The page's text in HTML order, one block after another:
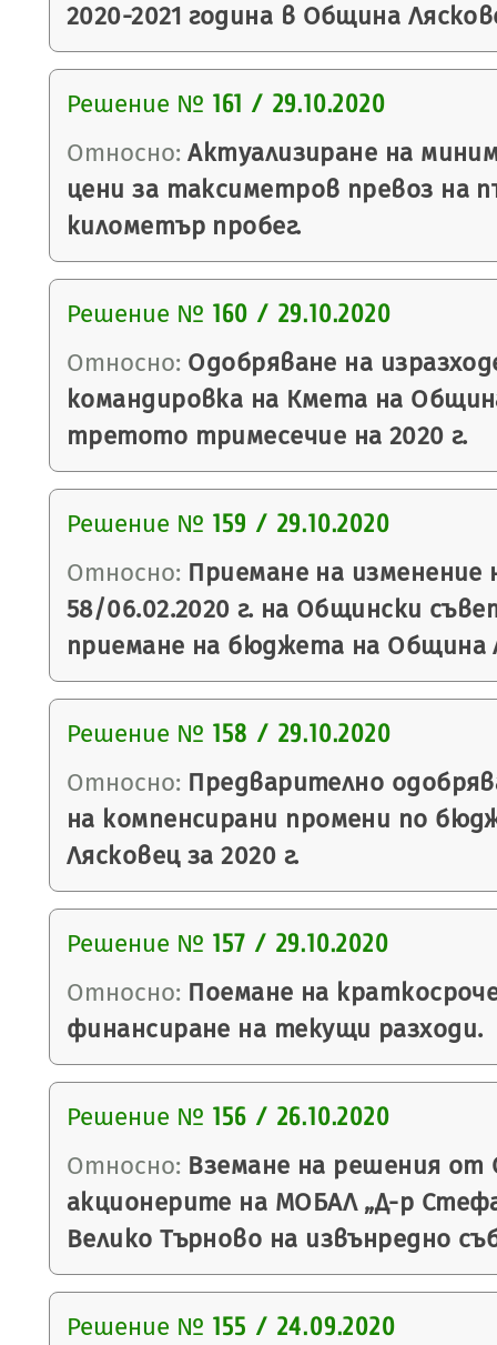
2020-2021 година в Община
Решение № 161 / 29.10.2020
Относно: Актуализиране на
цени за таксиметров превоз на
километър пробег.
Решение № 160 / 29.10.2020
Относно: Одобряване на
командировка на Кмета на
третото тримесечие на 2020 г.
Решение № 159 / 29.10.2020
Относно: Приемане на
58/06.02.2020 г. на Общински
приемане на бюджета на Община
Решение № 158 / 29.10.2020
Относно: Предварително
на компенсирани промени по
Лясковец за 2020 г.
Решение № 157 / 29.10.2020
Относно: Поемане на
финансиране на текущи разходи.
Решение № 156 / 26.10.2020
Относно: Вземане на решения
акционерите на МОБАЛ „Д-р
Велико Търново на извънредно
Решение № 155 / 24.09.2020